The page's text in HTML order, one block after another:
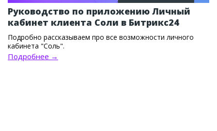
Руководство по приложению Личный
кабинет клиента Соли в Битрикс24
Подробно рассказываем про все возможности личного
кабинета "Соль".
Подробнее →